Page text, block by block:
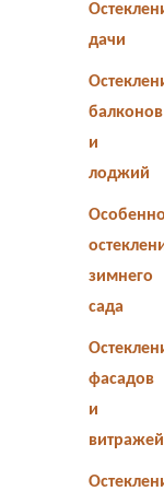
дачи
балконов
и
лоджий
зимнего
сада
фасадов
и
витражей